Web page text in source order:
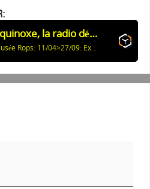
Equinoxe, la radio découverte
Musée Rops: 11/04>27/09: Expo: Colectionnez